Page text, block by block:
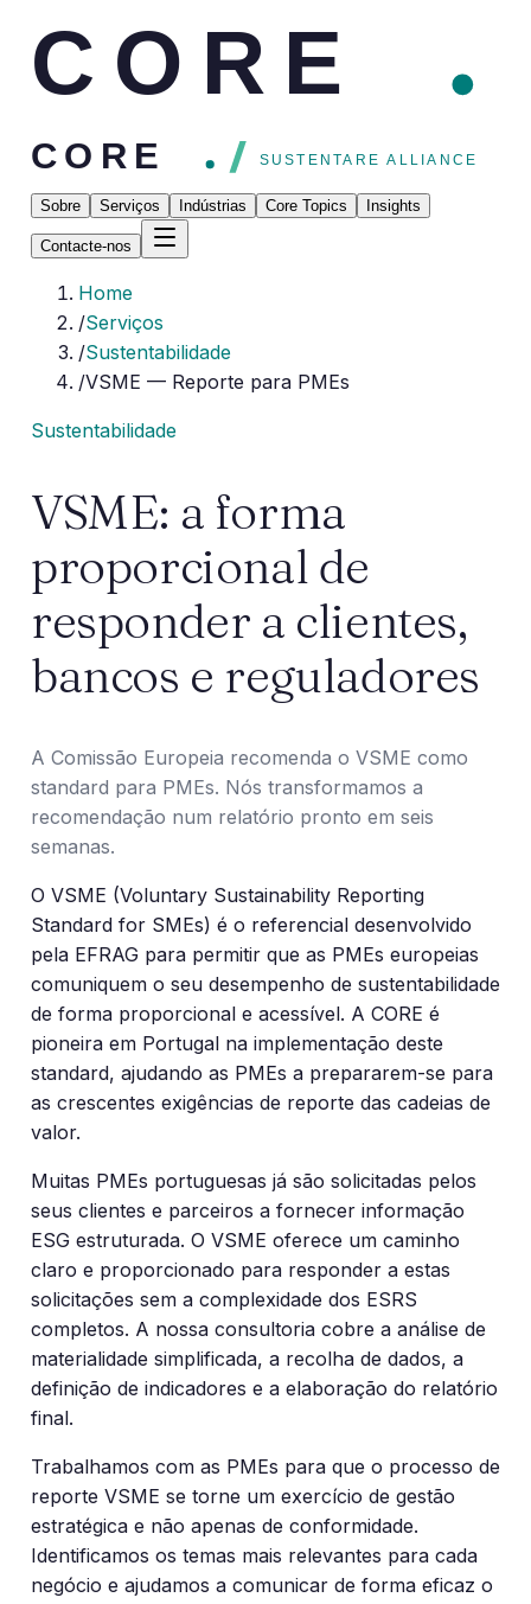
CORE
CORE SUSTENTARE ALLIANCE
Sobre Serviços Indústrias Core Topics Insights
Contacte-nos
Home
/Serviços
/Sustentabilidade
/VSME — Reporte para PMEs
Sustentabilidade
VSME: a forma
proporcional de
responder a clientes,
bancos e reguladores
A Comissão Europeia recomenda o VSME como
standard para PMEs. Nós transformamos a
recomendação num relatório pronto em seis
semanas.
O VSME (Voluntary Sustainability Reporting
Standard for SMEs) é o referencial desenvolvido
pela EFRAG para permitir que as PMEs europeias
comuniquem o seu desempenho de sustentabilidade
de forma proporcional e acessível. A CORE é
pioneira em Portugal na implementação deste
standard, ajudando as PMEs a prepararem-se para
as crescentes exigências de reporte das cadeias de
valor.
Muitas PMEs portuguesas já são solicitadas pelos
seus clientes e parceiros a fornecer informação
ESG estruturada. O VSME oferece um caminho
claro e proporcionado para responder a estas
solicitações sem a complexidade dos ESRS
completos. A nossa consultoria cobre a análise de
materialidade simplificada, a recolha de dados, a
definição de indicadores e a elaboração do relatório
final.
Trabalhamos com as PMEs para que o processo de
reporte VSME se torne um exercício de gestão
estratégica e não apenas de conformidade.
Identificamos os temas mais relevantes para cada
negócio e ajudamos a comunicar de forma eficaz o